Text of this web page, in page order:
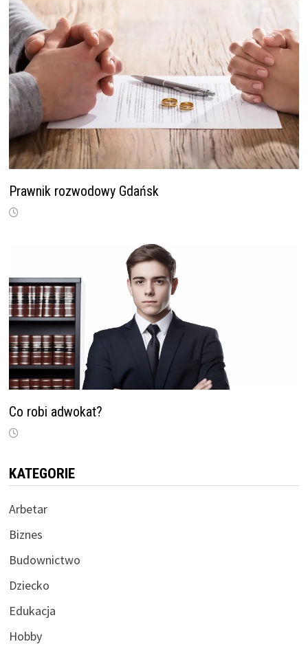
Prawnik rozwodowy Gdańsk
Co robi adwokat?
KATEGORIE
Arbetar
Biznes
Budownictwo
Dziecko
Edukacja
Hobby